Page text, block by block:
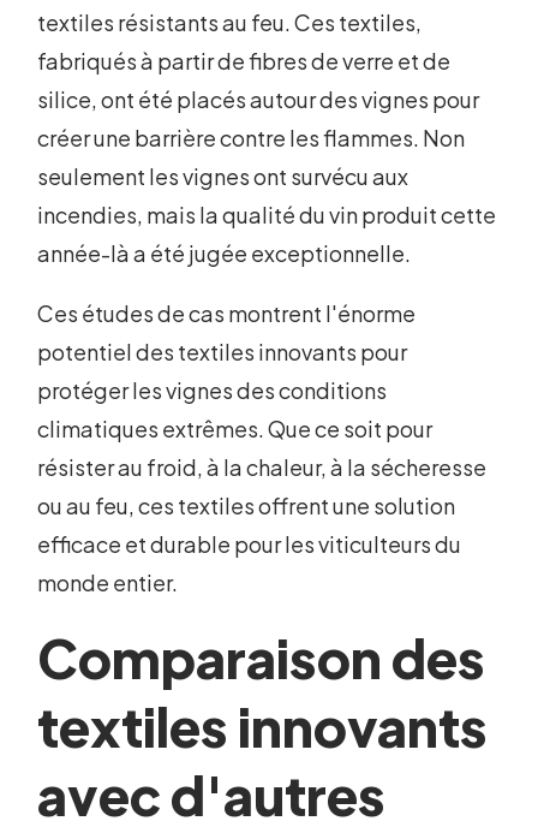
textiles résistants au feu. Ces textiles,
fabriqués à partir de fibres de verre et de
silice, ont été placés autour des vignes pour
créer une barrière contre les flammes. Non
seulement les vignes ont survécu aux
incendies, mais la qualité du vin produit cette
année-là a été jugée exceptionnelle.
Ces études de cas montrent l'énorme
potentiel des textiles innovants pour
protéger les vignes des conditions
climatiques extrêmes. Que ce soit pour
résister au froid, à la chaleur, à la sécheresse
ou au feu, ces textiles offrent une solution
efficace et durable pour les viticulteurs du
monde entier.
Comparaison des
textiles innovants
avec d'autres